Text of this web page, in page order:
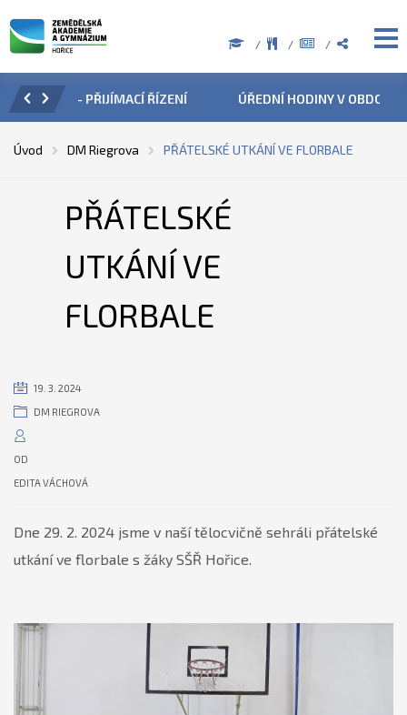
ÚŘEDNÍ HODINY V OBDOBÍ LETNÍCH PRÁZDNIN
Úvod DM Riegrova PŘÁTELSKÉ UTKÁNÍ VE FLORBALE
PŘÁTELSKÉ
UTKÁNÍ VE
FLORBALE
19. 3. 2024
DM RIEGROVA
OD
EDITA VÁCHOVÁ
Dne 29. 2. 2024 jsme v naší tělocvičně sehráli přátelské
utkání ve florbale s žáky SŠŘ Hořice.